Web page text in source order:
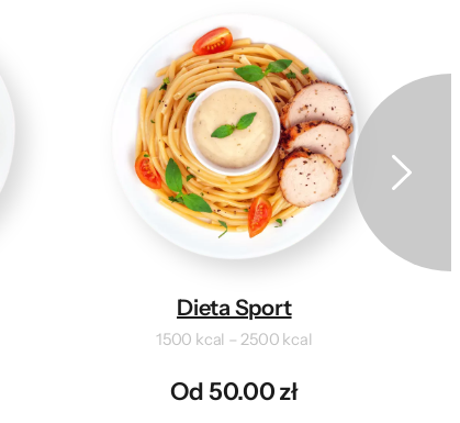
Dieta Sport
1500 kcal – 2500 kcal
Od 50.00 zł